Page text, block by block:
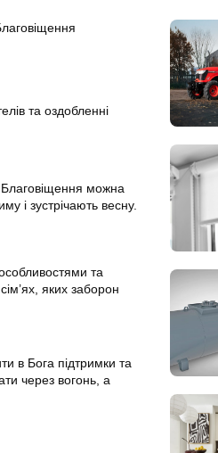
та оздобленні
Благовіщення можна
і зустрічають весну.
та
яких заборон
в Бога підтримки та
через вогонь, а